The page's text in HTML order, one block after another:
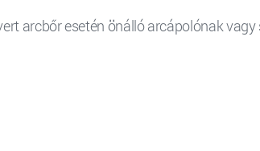
arcbőr esetén önálló arcápolónak